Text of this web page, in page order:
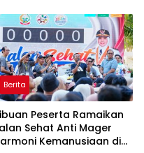
Berita
Peserta Ramaikan
Sehat Anti Mager
Kemanusiaan di